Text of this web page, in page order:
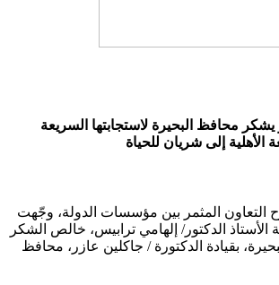
محافظ البحيرة لاستجابتها السريعة
الأهلية إلى شريان للحياة
المثمر بين مؤسسات الدولة، وجّهت
الأستاذ الدكتور/ إلهامي ترابيس، خالص الشكر
بقيادة الدكتورة / جاكلين عازر، محافظ